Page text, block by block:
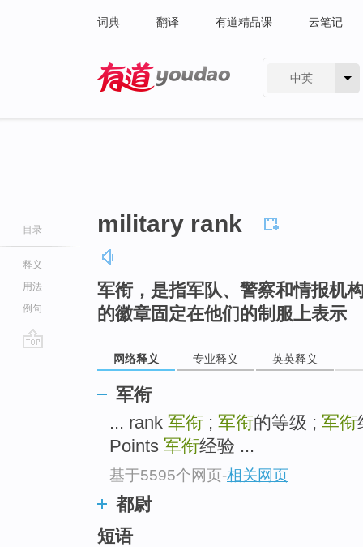
词典 翻译 有道精品课 云笔记
中英
目录
释义
用法
例句
military rank
军衔，是指军队、警察和情报机
的徽章固定在他们的制服上表示
网络释义 专业释义 英英释义
军衔
... rank 军衔 ; 军衔的等级 ; 军衔
Points 军衔经验 ...
基于5595个网页-相关网页
都尉
短语